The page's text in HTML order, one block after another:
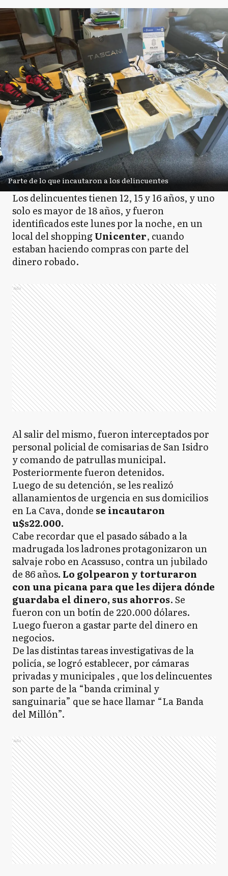
Parte de lo que incautaron a los delincuentes
Los delincuentes tienen 12, 15 y 16 años, y uno
solo es mayor de 18 años, y fueron
identificados este lunes por la noche, en un
local del shoppingUnicenter, cuando
estaban haciendo compras con parte del
dinero robado.
Ads
Al salir del mismo, fueron interceptados por
personal policial de comisarias de San Isidro
y comando de patrullas municipal.
Posteriormente fueron detenidos.
Luego de su detención, se les realizó
allanamientos de urgencia en sus domicilios
en La Cava, donde se incautaron
u$s22.000.
Cabe recordar que el pasado sábado a la
madrugada los ladrones protagonizaron un
salvaje robo en Acassuso, contra un jubilado
de 86 años. Lo golpearon y torturaron
con una picana para que les dijera dónde
guardaba el dinero, sus ahorros. Se
fueron con un botín de 220.000 dólares.
Luego fueron a gastar parte del dinero en
negocios.
De las distintas tareas investigativas de la
policía, se logró establecer, por cámaras
privadas y municipales , que los delincuentes
son parte de la “banda criminal y
sanguinaria” que se hace llamar “La Banda
del Millón”.
Ads